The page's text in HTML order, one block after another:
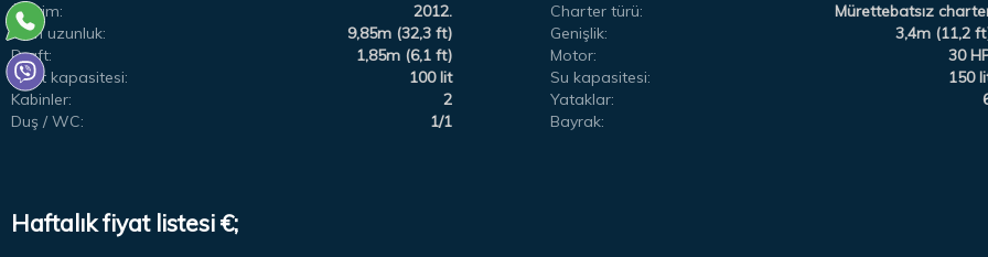
Üretim: 2012. Charter türü:
Mürettebatsız
Tüm uzunluk:
9,85m (32,3 ft) Genişlik:
3,4m (11,2
Draft:
1,85m (6,1 ft) Motor:
30
Yakıt kapasitesi:
100 lit Su kapasitesi:
150
Kabinler:
2 Yataklar:
Duş / WC:
1/1 Bayrak:
Haftalık fiyat listesi €;